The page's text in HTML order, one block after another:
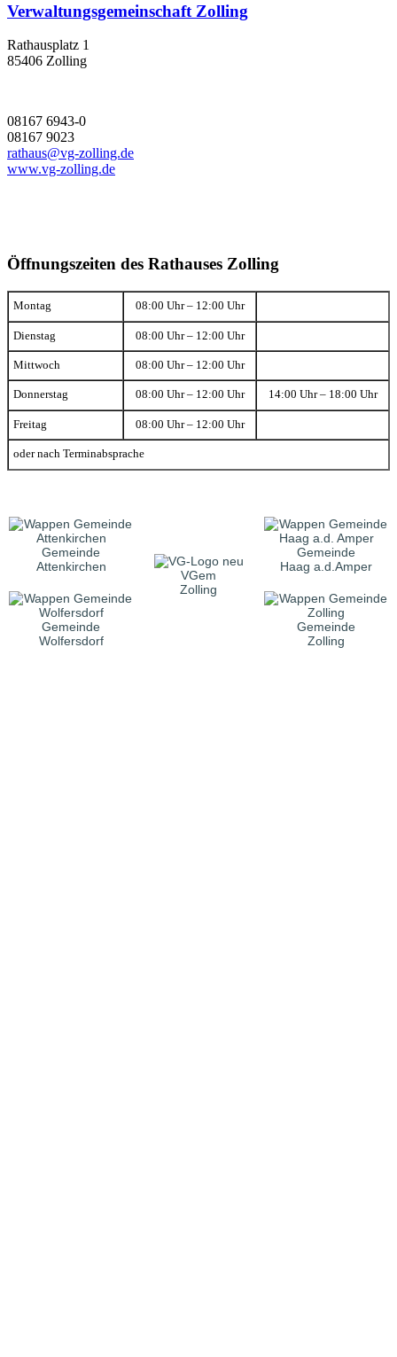
Verwaltungsgemeinschaft Zolling
Rathausplatz 1
85406 Zolling
08167 6943-0
08167 9023
rathaus@vg-zolling.de
www.vg-zolling.de
Öffnungszeiten des Rathauses Zolling
Montag 08:00 Uhr – 12:00 Uhr
Dienstag 08:00 Uhr – 12:00 Uhr
Mittwoch 08:00 Uhr – 12:00 Uhr
Donnerstag 08:00 Uhr – 12:00 Uhr 14:00 Uhr – 18:00 Uhr
Freitag 08:00 Uhr – 12:00 Uhr
oder nach Terminabsprache
Gemeinde
Attenkirchen
VGem
Zolling
Gemeinde
Haag a.d.Amper
Gemeinde
Wolfersdorf
Gemeinde
Zolling